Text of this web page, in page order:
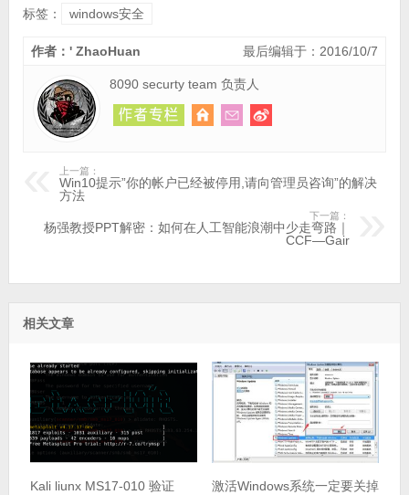
标签： windows安全
最后编辑于：2016/10/7
作者：' ZhaoHuan
8090 securty team 负责人
上一篇：
Win10提示”你的帐户已经被停用,请向管理员咨询”的解决
方法
下一篇：
杨强教授PPT解密：如何在人工智能浪潮中少走弯路｜
CCF—Gair
相关文章
Kali liunx MS17-010 验证
激活Windows系统一定要关掉